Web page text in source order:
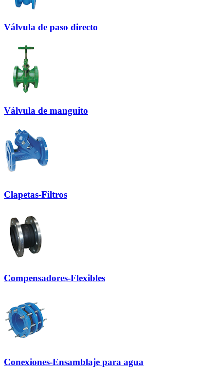
Válvula de paso directo
Válvula de manguito
Clapetas-Filtros
Compensadores-Flexibles
Conexiones-Ensamblaje para agua